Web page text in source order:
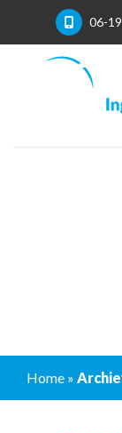
06-
Home »